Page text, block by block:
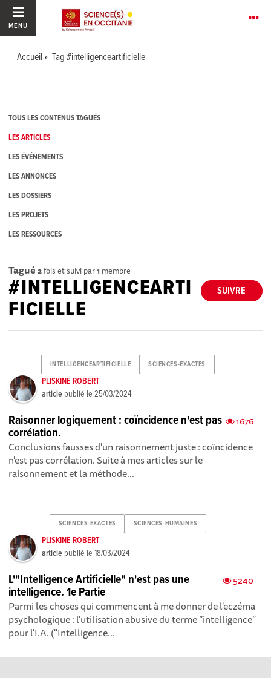
MENU
Accueil Tag #intelligenceartificielle
TOUS LES CONTENUS TAGUÉS
LES ARTICLES
LES ÉVÉNEMENTS
LES ANNONCES
LES DOSSIERS
LES PROJETS
LES RESSOURCES
Tagué 2fois et suivi par1 membre
SUIVRE
#INTELLIGENCEARTI
FICIELLE
INTELLIGENCEARTIFICIELLE SCIENCES-EXACTES
PLISKINE ROBERT
article publié le25/03/2024
1676
Raisonner logiquement : coïncidence n'est pas
corrélation.
Conclusions fausses d'un raisonnement juste : coïncidence
n'est pas corrélation. Suite à mes articles sur le
raisonnement et la méthode...
SCIENCES-EXACTES SCIENCES-HUMAINES
PLISKINE ROBERT
article publié le18/03/2024
5240
L'"Intelligence Artificielle" n'est pas une
intelligence. 1e Partie
Parmi les choses qui commencent à me donner de l'eczéma
psychologique : l'utilisation abusive du terme “intelligence”
pour l'I.A. ("Intelligence...